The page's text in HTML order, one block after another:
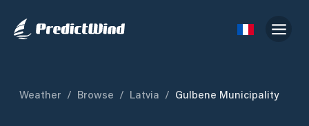
Weather / Browse / Latvia / Gulbene Municipality